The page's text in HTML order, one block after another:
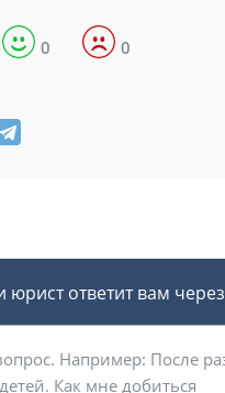
0 0
юрист ответит вам через